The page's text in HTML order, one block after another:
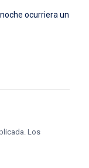
ocurriera un
Los